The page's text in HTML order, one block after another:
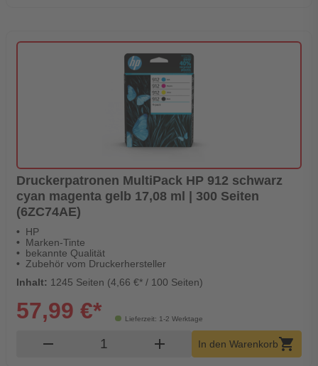
Druckerpatronen MultiPack HP 912 schwarz
cyan magenta gelb 17,08 ml | 300 Seiten
(6ZC74AE)
HP
Marken-Tinte
bekannte Qualität
Zubehör vom Druckerhersteller
Inhalt: 1245 Seiten (4,66 €* / 100 Seiten)
Lieferzeit: 1-2 Werktage
57,99 €*
remove Produkt Warenkorb Menge
add In den Warenkorbshopping_cart